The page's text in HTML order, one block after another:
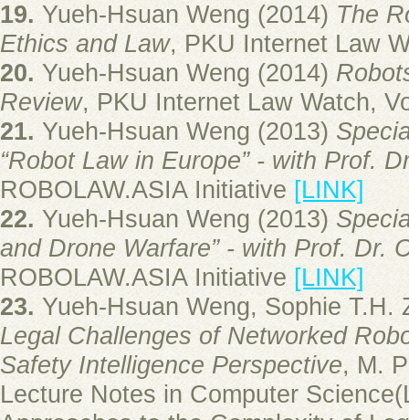
19. Yueh-Hsuan Weng (2014) The
Ethics and Law, PKU Internet Law
20. Yueh-Hsuan Weng (2014)
Review, PKU Internet Law Watch,
21. Yueh-Hsuan Weng (2013)
“Robot Law in Europe” - with Prof.
ROBOLAW.ASIA Initiative [LINK]
22. Yueh-Hsuan Weng (2013)
and Drone Warfare” - with Prof. Dr.
ROBOLAW.ASIA Initiative [LINK]
23. Yueh-Hsuan Weng, Sophie T.H.
Legal Challenges of Networked
Safety Intelligence Perspective, M.
Lecture Notes in Computer